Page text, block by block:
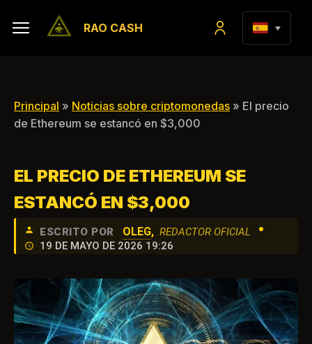
RAO CASH
Principal » Noticias sobre criptomonedas » El precio
de Ethereum se estancó en $3,000
EL PRECIO DE ETHEREUM SE
ESTANCÓ EN $3,000
ESCRITO POR OLEG, REDACTOR OFICIAL •
19 DE MAYO DE 2026 19:26